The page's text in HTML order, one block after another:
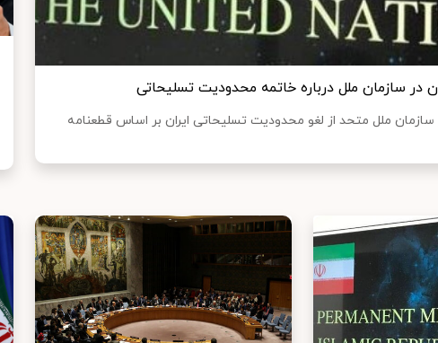
در سازمان ملل درباره خاتمه محدودیت تسلیحاتی
سازمان ملل متحد از لغو محدودیت تسلیحاتی ایران بر اساس قطعنامه